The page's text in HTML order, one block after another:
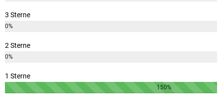
3 Sterne
0%
2 Sterne
0%
1 Sterne
150%